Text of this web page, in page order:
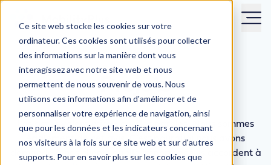
Ce site web stocke les cookies sur votre
ordinateur. Ces cookies sont utilisés pour collecter
des informations sur la manière dont vous
interagissez avec notre site web et nous
permettent de nous souvenir de vous. Nous
utilisons ces informations afin d'améliorer et de
personnaliser votre expérience de navigation, ainsi
que pour les données et les indicateurs concernant
nos visiteurs à la fois sur ce site web et sur d'autres
supports. Pour en savoir plus sur les cookies que
Projets
Les actes valent mieux que les paroles. Nous sommes
également de cet avis. C’est pourquoi nous avons
demandé à nos clients quelle importance ils accordent à